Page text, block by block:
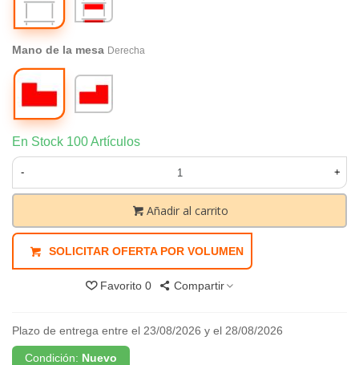
Mano de la mesa Derecha
Derecha Izquierda
En Stock 100 Artículos
- +
Añadir al carrito
SOLICITAR OFERTA POR VOLUMEN
Favorito 0 Compartir
Plazo de entrega entre el 23/08/2026 y el 28/08/2026
Condición: Nuevo